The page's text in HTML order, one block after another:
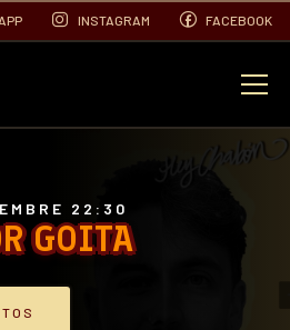
INSTAGRAM FACEBOOK
GOITA
22:30
EVENTOS
FOTOS